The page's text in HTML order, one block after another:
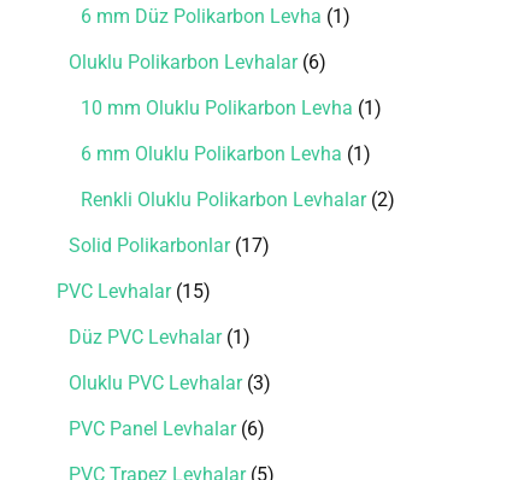
6 mm Düz Polikarbon Levha 1
Oluklu Polikarbon Levhalar 6
10 mm Oluklu Polikarbon Levha 1
6 mm Oluklu Polikarbon Levha 1
Renkli Oluklu Polikarbon Levhalar 2
Solid Polikarbonlar 17
PVC Levhalar 15
Düz PVC Levhalar 1
Oluklu PVC Levhalar 3
PVC Panel Levhalar 6
PVC Trapez Levhalar 5